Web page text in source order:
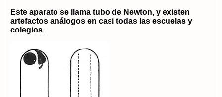
Este aparato se llama tubo de Newton, y existen
artefactos análogos en casi todas las escuelas y
colegios.